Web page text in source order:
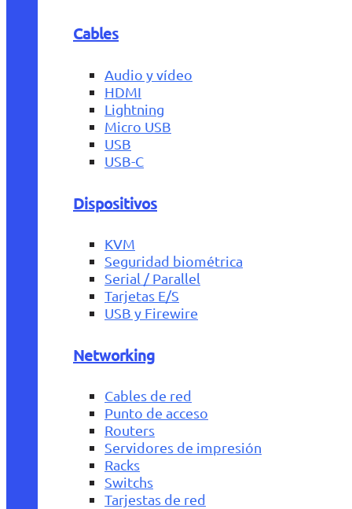
Cables
Audio y vídeo
HDMI
Lightning
Micro USB
USB
USB-C
Dispositivos
KVM
Seguridad biométrica
Serial / Parallel
Tarjetas E/S
USB y Firewire
Networking
Cables de red
Punto de acceso
Routers
Servidores de impresión
Racks
Switchs
Tarjestas de red